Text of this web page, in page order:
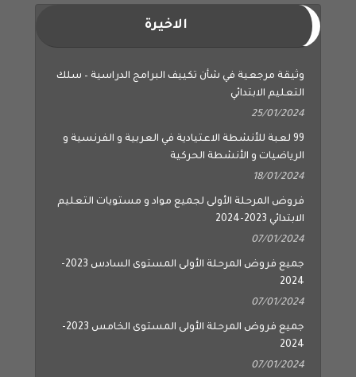
الاخيرة
وثيقة مرجعية في شأن تكييف البرامج الدراسية – سلك
التعليم الابتدائي
25/01/2024
99 لعبة للأنشطة الاعتيادية في العربية و الفرنسية و
الرياضيات و الأنشطة الحركية
18/01/2024
فروض المرحلة الأولى لجميع مواد و مستويات التعليم
الابتدائي 2023-2024
07/01/2024
جميع فروض المرحلة الأولى المستوى السادس 2023-
2024
07/01/2024
جميع فروض المرحلة الأولى المستوى الخامس 2023-
2024
07/01/2024